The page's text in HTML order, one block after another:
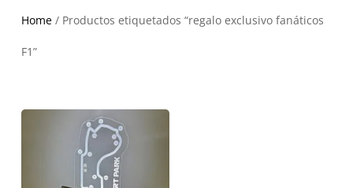
Home/ Productos etiquetados “regalo exclusivo fanáticos
F1”